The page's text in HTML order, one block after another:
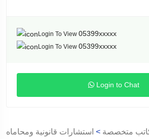
Login To View 05399xxxxx
Login To View 05399xxxxx
Login to Chat
متخصصة > استشارات قانونية ومحاماه